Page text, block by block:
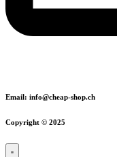
Email: info@cheap-shop.ch
Copyright © 2025